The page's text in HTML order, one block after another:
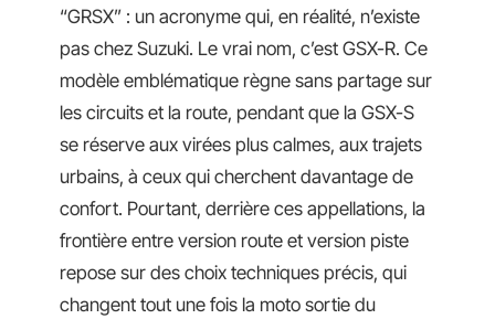
“GRSX” : un acronyme qui, en réalité, n’existe
pas chez Suzuki. Le vrai nom, c’est GSX-R. Ce
modèle emblématique règne sans partage sur
les circuits et la route, pendant que la GSX-S
se réserve aux virées plus calmes, aux trajets
urbains, à ceux qui cherchent davantage de
confort. Pourtant, derrière ces appellations, la
frontière entre version route et version piste
repose sur des choix techniques précis, qui
changent tout une fois la moto sortie du